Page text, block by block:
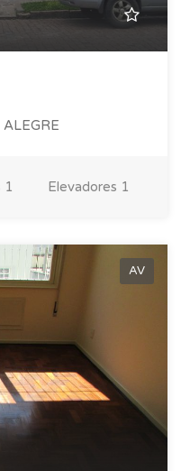
1 Elevadores 1
AV